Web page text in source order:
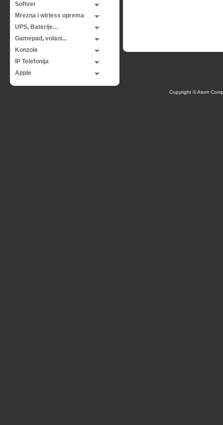
Softver
Mrezna i wirless oprema
UPS, Baterije…
Gamepad, volani...
Konzole
IP Telefonija
Apple
Copyright © Atom